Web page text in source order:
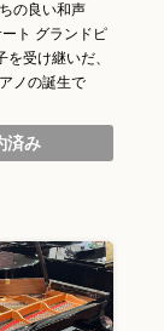
の良い和声
ト グランドピ
を受け継いだ、
ノの誕生で
済み